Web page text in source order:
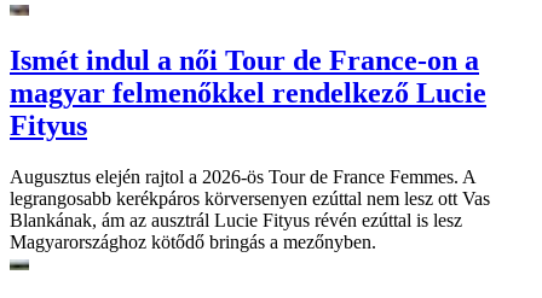
Ismét indul a női Tour de France-on a
magyar felmenőkkel rendelkező Lucie
Fityus
Augusztus elején rajtol a 2026-ös Tour de France Femmes. A
legrangosabb kerékpáros körversenyen ezúttal nem lesz ott Vas
Blankának, ám az ausztrál Lucie Fityus révén ezúttal is lesz
Magyarországhoz kötődő bringás a mezőnyben.